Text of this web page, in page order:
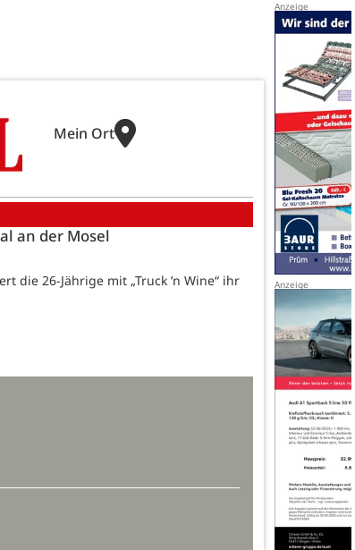
Mein Ort
an der Mosel
die 26-Jährige mit „Truck ’n Wine“ ihr